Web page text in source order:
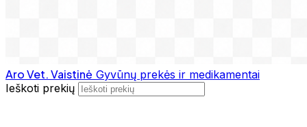
Aro Vet. Vaistinė Gyvūnų prekės ir medikamentai
Ieškoti prekių